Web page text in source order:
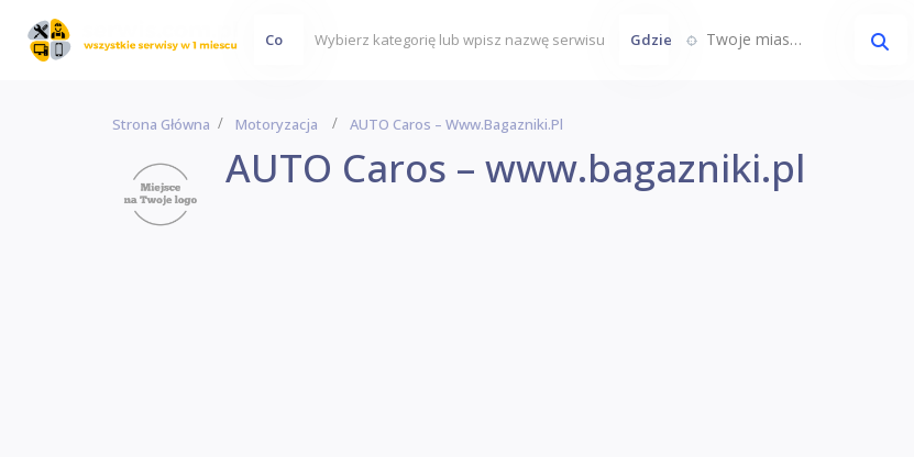
Co Gdzie Twoje miasto...
Strona Główna Motoryzacja AUTO Caros – Www.bagazniki.pl
AUTO Caros – www.bagazniki.pl